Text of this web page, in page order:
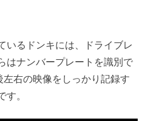
いるドンキには、ドライブレ
はナンバープレートを識別で
右の映像をしっかり記録す
。